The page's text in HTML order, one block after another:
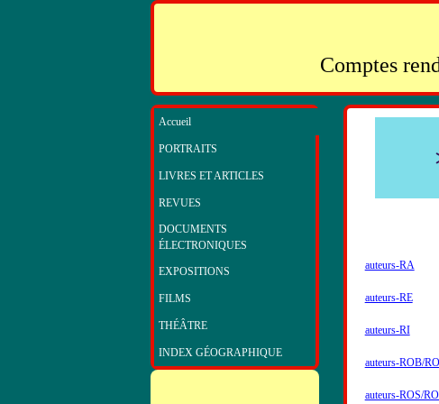
Comptes
Accueil
PORTRAITS
LIVRES ET ARTICLES
REVUES
DOCUMENTS
ÉLECTRONIQUES
EXPOSITIONS
FILMS
THÉÂTRE
INDEX GÉOGRAPHIQUE
auteurs-RA
auteurs-RE
auteurs-RI
auteurs-ROB/
auteurs-ROS/